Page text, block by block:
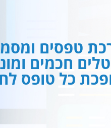
טפסים
חכמים
כל טופס